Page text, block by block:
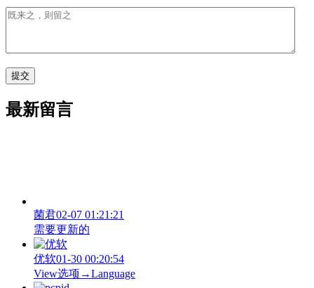
最新留言
菌君02-07 01:21:21
需要更新的
优软01-30 00:20:54
View‌选项→Language